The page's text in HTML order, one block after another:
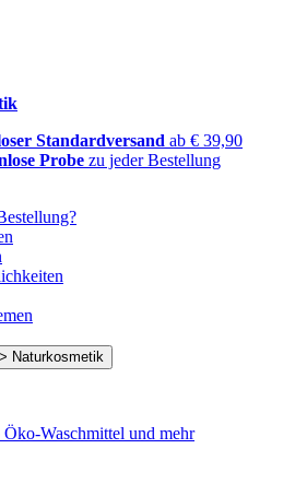
Standardversand ab € 39,90
Probe zu jeder Bestellung
Öko-Waschmittel und mehr